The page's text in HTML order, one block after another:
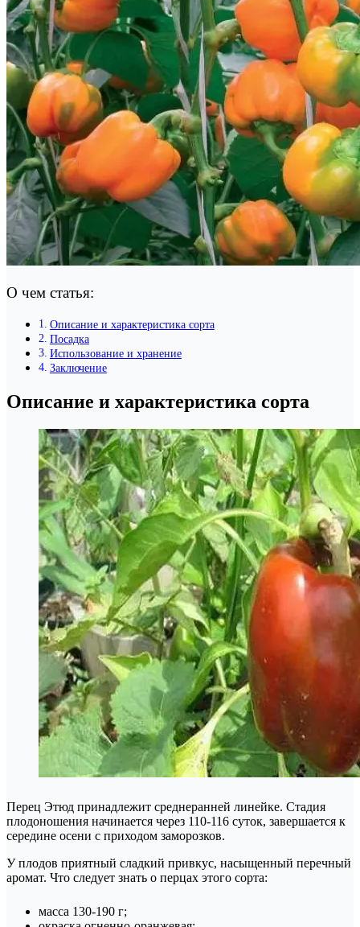
О чем статья:
Описание и характеристика сорта
Посадка
Использование и хранение
Заключение
Описание и характеристика сорта
Перец Этюд принадлежит среднеранней линейке. Стадия
плодоношения начинается через 110-116 суток, завершается к
середине осени с приходом заморозков.
У плодов приятный сладкий привкус, насыщенный перечный
аромат. Что следует знать о перцах этого сорта:
масса 130-190 г;